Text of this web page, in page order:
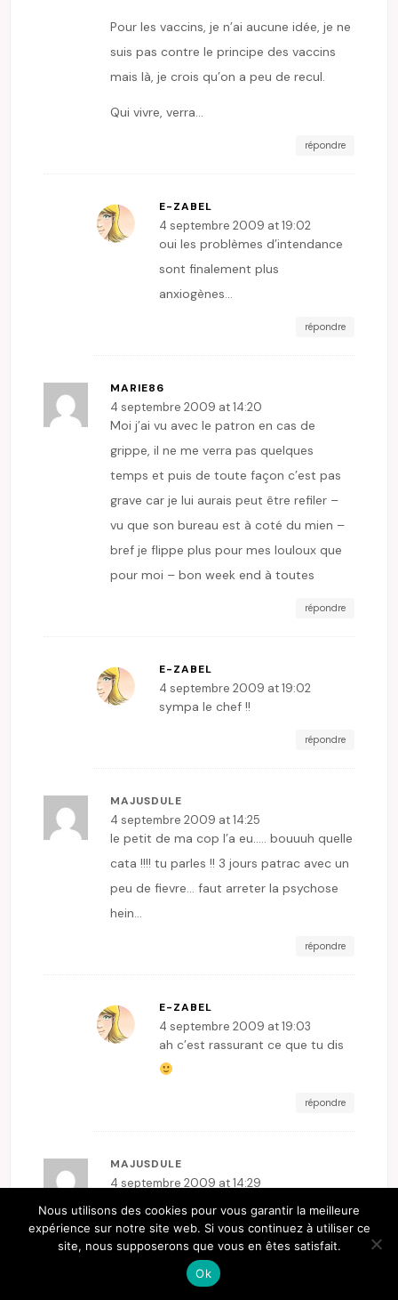
Pour les vaccins, je n’ai aucune idée, je ne
suis pas contre le principe des vaccins
mais là, je crois qu’on a peu de recul.
Qui vivre, verra…
répondre
E-ZABEL
4 septembre 2009 at 19:02
oui les problèmes d’intendance
sont finalement plus
anxiogènes…
répondre
MARIE86
4 septembre 2009 at 14:20
Moi j’ai vu avec le patron en cas de
grippe, il ne me verra pas quelques
temps et puis de toute façon c’est pas
grave car je lui aurais peut être refiler –
vu que son bureau est à coté du mien –
bref je flippe plus pour mes louloux que
pour moi – bon week end à toutes
répondre
E-ZABEL
4 septembre 2009 at 19:02
sympa le chef !!
répondre
MAJUSDULE
4 septembre 2009 at 14:25
le petit de ma cop l’a eu….. bouuuh quelle
cata !!!! tu parles !! 3 jours patrac avec un
peu de fievre… faut arreter la psychose
hein…
répondre
E-ZABEL
4 septembre 2009 at 19:03
ah c’est rassurant ce que tu dis
répondre
MAJUSDULE
4 septembre 2009 at 14:29
fermées touça… à mon avis si 80% de la
population est touchée, les enseignants
et leurs goss vont pas y couper et …. y
Nous utilisons des cookies pour vous garantir la meilleure
expérience sur notre site web. Si vous continuez à utiliser ce
site, nous supposerons que vous en êtes satisfait.
Ok